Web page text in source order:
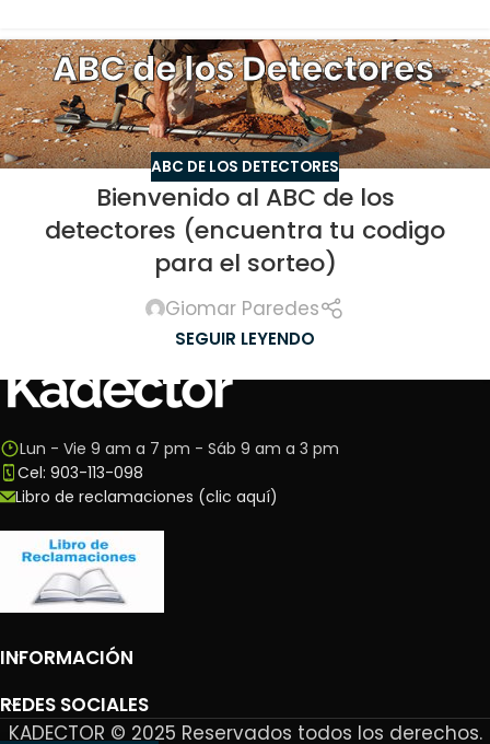
ABC DE LOS DETECTORES
Bienvenido al ABC de los
detectores (encuentra tu codigo
para el sorteo)
Giomar Paredes
SEGUIR LEYENDO
Lun - Vie 9 am a 7 pm - Sáb 9 am a 3 pm
Cel: 903-113-098
Libro de reclamaciones (clic aquí)
INFORMACIÓN
REDES SOCIALES
KADECTOR © 2025 Reservados todos los derechos.